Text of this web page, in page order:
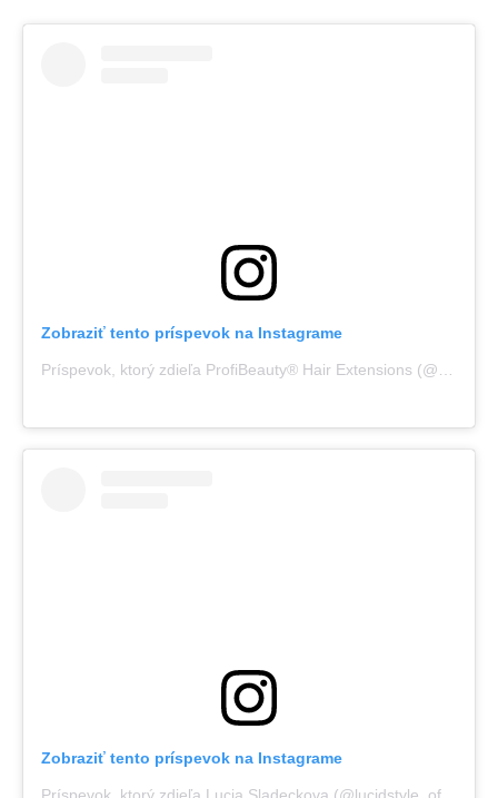
Zobraziť tento príspevok na Instagrame
Príspevok, ktorý zdieľa ProfiBeauty® Hair Extensions (@profibeauty)
Zobraziť tento príspevok na Instagrame